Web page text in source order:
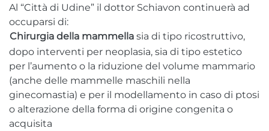
Centri Prelievi
Udine - Viale Venezia
Trieste - via Battisti
Trieste - via Marchesetti
Al “Città di Udine” il dottor Schiavon continuerà ad
occuparsi di:
Chirurgia della mammella sia di tipo ricostruttivo,
dopo interventi per neoplasia, sia di tipo estetico
per l’aumento o la riduzione del volume mammario
(anche delle mammelle maschili nella
ginecomastia) e per il modellamento in caso di ptosi
o alterazione della forma di origine congenita o
acquisita